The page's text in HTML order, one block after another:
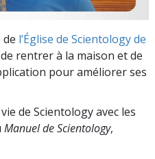
de l’Église de Scientology de
rentrer à la maison et de
pour améliorer ses
de Scientology avec les
Manuel de Scientology,